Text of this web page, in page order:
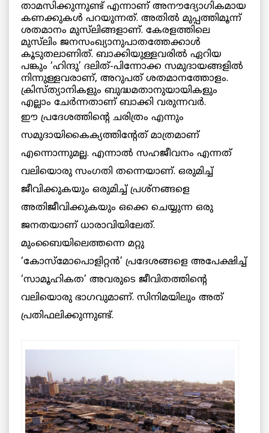
താമസിക്കുന്നുണ്ട് എന്നാണ് അനൗദ്യോഗികമായ
കണക്കുകൾ പറയുന്നത്. അതിൽ മുപ്പത്തിമൂന്ന്
ശതമാനം മുസ്‌ലിങ്ങളാണ്. കേരളത്തിലെ
മുസ്‌ലിം ജനസംഖ്യാനുപാതത്തേക്കാൾ
കൂടുതലാണിത്. ബാക്കിയുള്ളവരിൽ ഏറിയ
പങ്കും ‘ഹിന്ദു’ ദലിത്-പിന്നോക്ക സമുദായങ്ങളിൽ
നിന്നുള്ളവരാണ്, അറുപത് ശതമാനത്തോളം.
ക്രിസ്ത്യാനികളും ബുദ്ധമതാനുയായികളും
എല്ലാം ചേർന്നതാണ് ബാക്കി വരുന്നവർ.
ഈ പ്രദേശത്തിന്റെ ചരിത്രം എന്നും
സമുദായികൈക്യത്തിന്റേത് മാത്രമാണ്
എന്നൊന്നുമല്ല. എന്നാൽ സഹജീവനം എന്നത്
വലിയൊരു സംഗതി തന്നെയാണ്. ഒരുമിച്ച്
ജീവിക്കുകയും ഒരുമിച്ച് പ്രശ്നങ്ങളെ
അതിജീവിക്കുകയും ഒക്കെ ചെയ്യുന്ന ഒരു
ജനതയാണ് ധാരാവിയിലേത്.
മുംബൈയിലെത്തന്നെ മറ്റു
‘കോസ്മോപൊളിറ്റൻ’ പ്രദേശങ്ങളെ അപേക്ഷിച്ച്
‘സാമൂഹികത’ അവരുടെ ജീവിതത്തിന്റെ
വലിയൊരു ഭാഗവുമാണ്. സിനിമയിലും അത്
പ്രതിഫലിക്കുന്നുണ്ട്.